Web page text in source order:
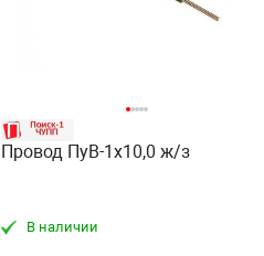
Провод ПуВ-1х10,0 ж/з
В наличии